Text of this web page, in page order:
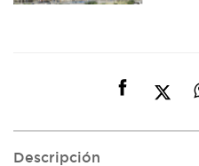
Descripción